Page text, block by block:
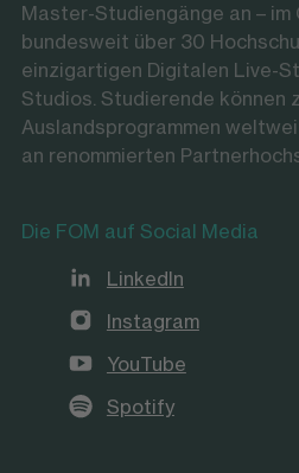
Master-Studiengänge an – im
bundesweit über 30
einzigartigen Digitalen Live-
Studios. Studierende können
Auslandsprogrammen
an renommierten
Die FOM auf Social Media
LinkedIn
Instagram
YouTube
Spotify